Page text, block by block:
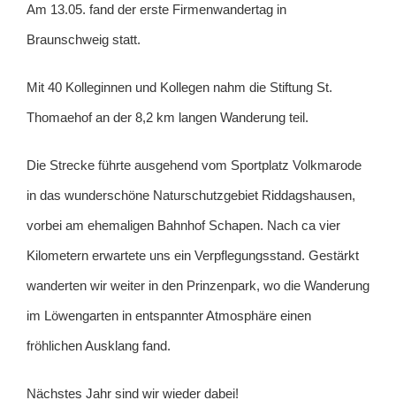
Am 13.05. fand der erste Firmenwandertag in
Braunschweig statt.
Mit 40 Kolleginnen und Kollegen nahm die Stiftung St.
Thomaehof an der 8,2 km langen Wanderung teil.
Die Strecke führte ausgehend vom Sportplatz Volkmarode
in das wunderschöne Naturschutzgebiet Riddagshausen,
vorbei am ehemaligen Bahnhof Schapen. Nach ca vier
Kilometern erwartete uns ein Verpflegungsstand. Gestärkt
wanderten wir weiter in den Prinzenpark, wo die Wanderung
im Löwengarten in entspannter Atmosphäre einen
fröhlichen Ausklang fand.
Nächstes Jahr sind wir wieder dabei!